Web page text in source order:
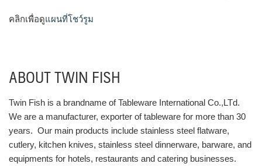
คลิกเพื่อดูแผนที่โชว์รูม
ABOUT TWIN FISH
Twin Fish is a brandname of Tableware International Co.,LTd.
We are a manufacturer, exporter of tableware for more than 30
years. Our main products include stainless steel flatware,
cutlery, kitchen knives, stainless steel dinnerware, barware, and
equipments for hotels, restaurants and catering businesses.